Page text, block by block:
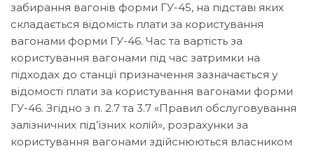
забирання вагонів форми ГУ-45, на підставі яких
складається відомість плати за користування
вагонами форми ГУ-46. Час та вартість за
користування вагонами під час затримки на
підходах до станції призначення зазначається у
відомості плати за користування вагонами форми
ГУ-46. Згідно з п. 2.7 та 3.7 «Правил обслуговування
залізничних під’їзних колій», розрахунки за
користування вагонами здійснюються власником